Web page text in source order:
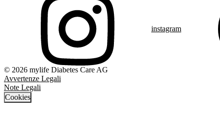
instagram
© 2026 mylife Diabetes Care AG
Avvertenze Legali
Note Legali
Cookies